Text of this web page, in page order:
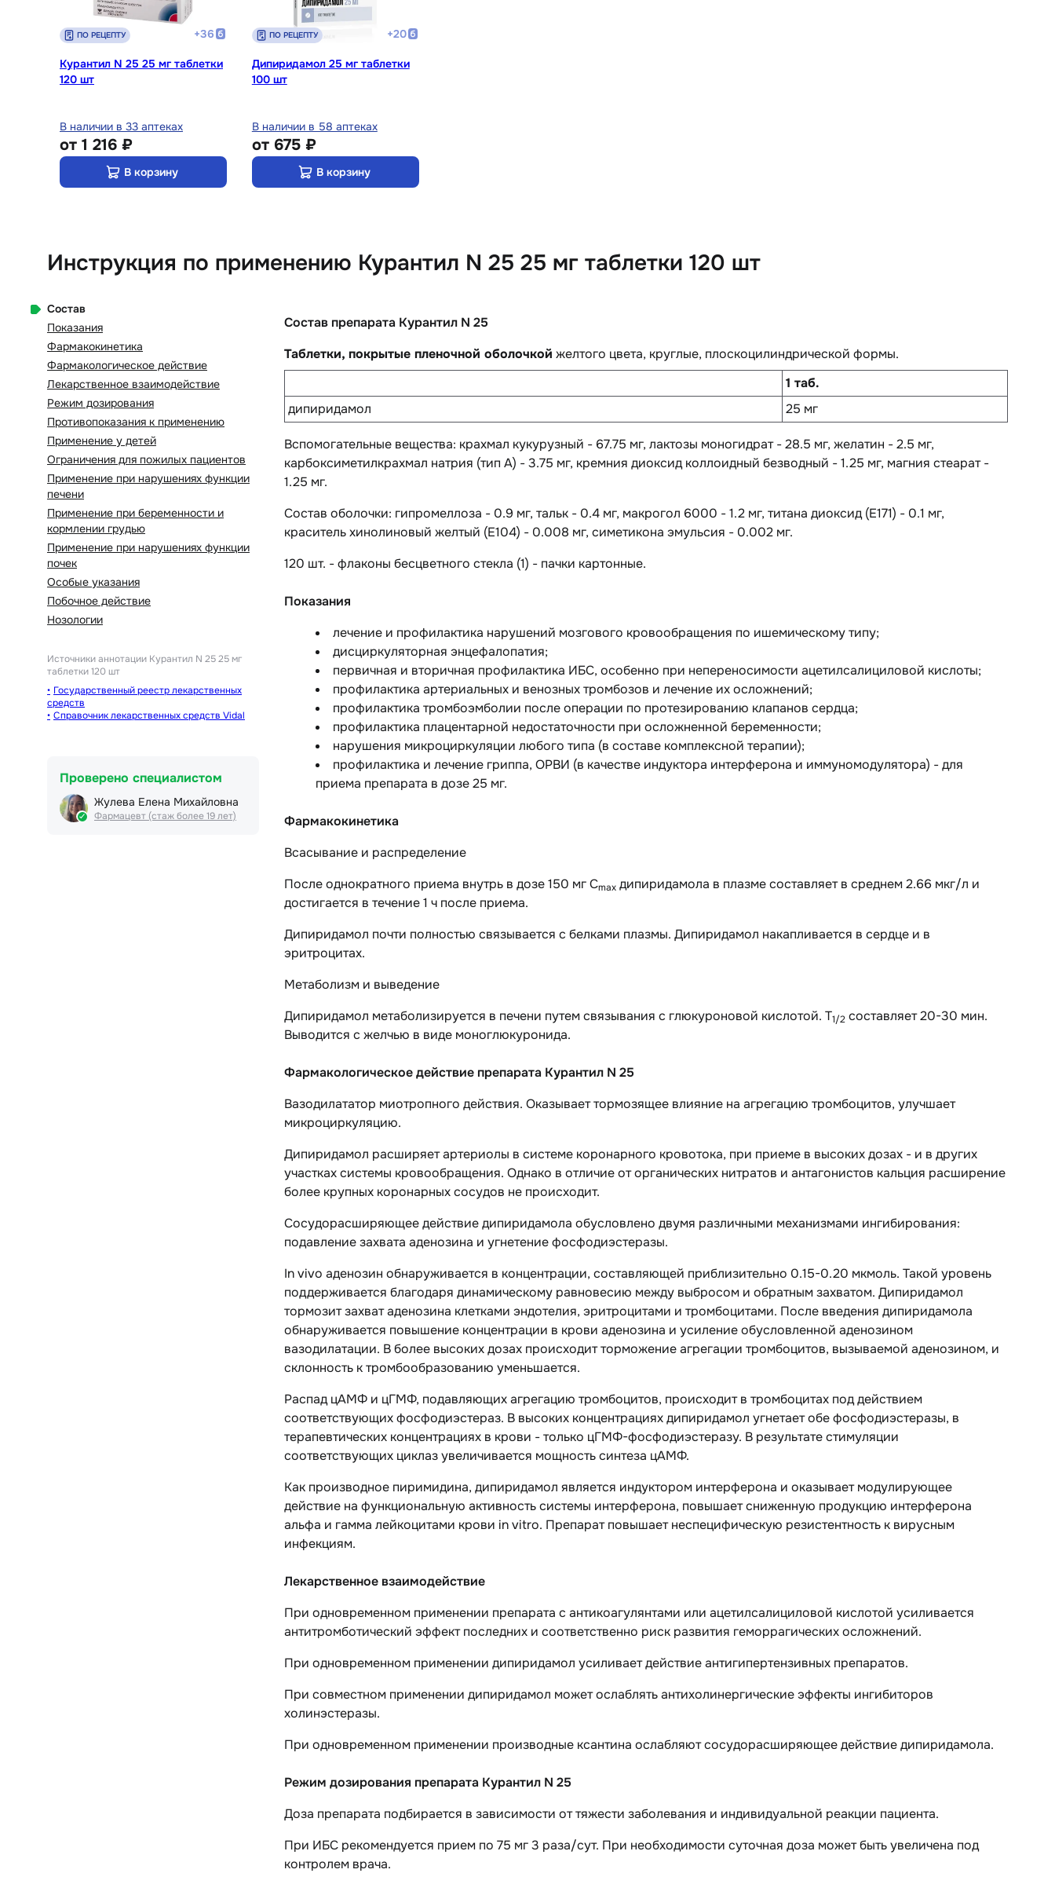
ПО РЕЦЕПТУ +36
Курантил N 25 25 мг таблетки
120 шт
В наличии в 33 аптеках
от 1 216 ₽
В корзину
ПО РЕЦЕПТУ +20
Дипиридамол 25 мг таблетки
100 шт
В наличии в 58 аптеках
от 675 ₽
В корзину
Инструкция по применению Курантил N 25 25 мг таблетки 120 шт
Состав
Показания
Фармакокинетика
Фармакологическое действие
Лекарственное взаимодействие
Режим дозирования
Противопоказания к применению
Применение у детей
Ограничения для пожилых пациентов
Применение при нарушениях функции
печени
Применение при беременности и
кормлении грудью
Применение при нарушениях функции
почек
Особые указания
Побочное действие
Нозологии
Источники аннотации Курантил N 25 25 мг
таблетки 120 шт
Государственный реестр лекарственных
средств
Справочник лекарственных средств Vidal
Проверено специалистом
Жулева Елена Михайловна
Фармацевт (стаж более 19 лет)
Состав препарата Курантил N 25
Таблетки, покрытые пленочной оболочкой желтого цвета, круглые, плоскоцилиндрической формы.
1 таб.
дипиридамол
25 мг
Вспомогательные вещества: крахмал кукурузный - 67.75 мг, лактозы моногидрат - 28.5 мг, желатин - 2.5 мг,
карбоксиметилкрахмал натрия (тип А) - 3.75 мг, кремния диоксид коллоидный безводный - 1.25 мг, магния стеарат -
1.25 мг.
Состав оболочки: гипромеллоза - 0.9 мг, тальк - 0.4 мг, макрогол 6000 - 1.2 мг, титана диоксид (Е171) - 0.1 мг,
краситель хинолиновый желтый (Е104) - 0.008 мг, симетикона эмульсия - 0.002 мг.
120 шт. - флаконы бесцветного стекла (1) - пачки картонные.
Показания
лечение и профилактика нарушений мозгового кровообращения по ишемическому типу;
дисциркуляторная энцефалопатия;
первичная и вторичная профилактика ИБС, особенно при непереносимости ацетилсалициловой кислоты;
профилактика артериальных и венозных тромбозов и лечение их осложнений;
профилактика тромбоэмболии после операции по протезированию клапанов сердца;
профилактика плацентарной недостаточности при осложненной беременности;
нарушения микроциркуляции любого типа (в составе комплексной терапии);
профилактика и лечение гриппа, ОРВИ (в качестве индуктора интерферона и иммуномодулятора) - для
приема препарата в дозе 25 мг.
Фармакокинетика
Всасывание и распределение
После однократного приема внутрь в дозе 150 мг Сmax дипиридамола в плазме составляет в среднем 2.66 мкг/л и
достигается в течение 1 ч после приема.
Дипиридамол почти полностью связывается с белками плазмы. Дипиридамол накапливается в сердце и в
эритроцитах.
Метаболизм и выведение
Дипиридамол метаболизируется в печени путем связывания с глюкуроновой кислотой. T1/2 составляет 20-30 мин.
Выводится с желчью в виде моноглюкуронида.
Фармакологическое действие препарата Курантил N 25
Вазодилататор миотропного действия. Оказывает тормозящее влияние на агрегацию тромбоцитов, улучшает
микроциркуляцию.
Дипиридамол расширяет артериолы в системе коронарного кровотока, при приеме в высоких дозах - и в других
участках системы кровообращения. Однако в отличие от органических нитратов и антагонистов кальция расширение
более крупных коронарных сосудов не происходит.
Сосудорасширяющее действие дипиридамола обусловлено двумя различными механизмами ингибирования:
подавление захвата аденозина и угнетение фосфодиэстеразы.
In vivo аденозин обнаруживается в концентрации, составляющей приблизительно 0.15-0.20 мкмоль. Такой уровень
поддерживается благодаря динамическому равновесию между выбросом и обратным захватом. Дипиридамол
тормозит захват аденозина клетками эндотелия, эритроцитами и тромбоцитами. После введения дипиридамола
обнаруживается повышение концентрации в крови аденозина и усиление обусловленной аденозином
вазодилатации. В более высоких дозах происходит торможение агрегации тромбоцитов, вызываемой аденозином, и
склонность к тромбообразованию уменьшается.
Распад цАМФ и цГМФ, подавляющих агрегацию тромбоцитов, происходит в тромбоцитах под действием
соответствующих фосфодиэстераз. В высоких концентрациях дипиридамол угнетает обе фосфодиэстеразы, в
терапевтических концентрациях в крови - только цГМФ-фосфодиэстеразу. В результате стимуляции
соответствующих циклаз увеличивается мощность синтеза цАМФ.
Как производное пиримидина, дипиридамол является индуктором интерферона и оказывает модулирующее
действие на функциональную активность системы интерферона, повышает сниженную продукцию интерферона
альфа и гамма лейкоцитами крови in vitro. Препарат повышает неспецифическую резистентность к вирусным
инфекциям.
Лекарственное взаимодействие
При одновременном применении препарата с антикоагулянтами или ацетилсалициловой кислотой усиливается
антитромботический эффект последних и соответственно риск развития геморрагических осложнений.
При одновременном применении дипиридамол усиливает действие антигипертензивных препаратов.
При совместном применении дипиридамол может ослаблять антихолинергические эффекты ингибиторов
холинэстеразы.
При одновременном применении производные ксантина ослабляют сосудорасширяющее действие дипиридамола.
Режим дозирования препарата Курантил N 25
Доза препарата подбирается в зависимости от тяжести заболевания и индивидуальной реакции пациента.
При ИБС рекомендуется прием по 75 мг 3 раза/сут. При необходимости суточная доза может быть увеличена под
контролем врача.